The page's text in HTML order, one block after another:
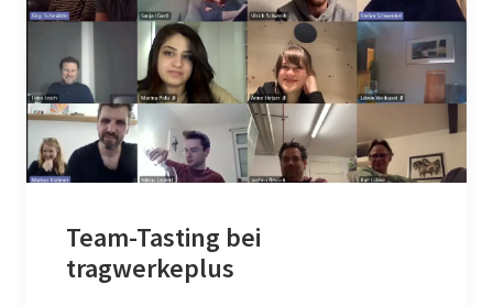
KONTAKT
Team-Tasting bei
tragwerkeplus